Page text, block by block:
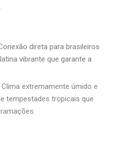
direta para brasileiros
vibrante que garante a
Clima extremamente úmido e
tempestades tropicais que